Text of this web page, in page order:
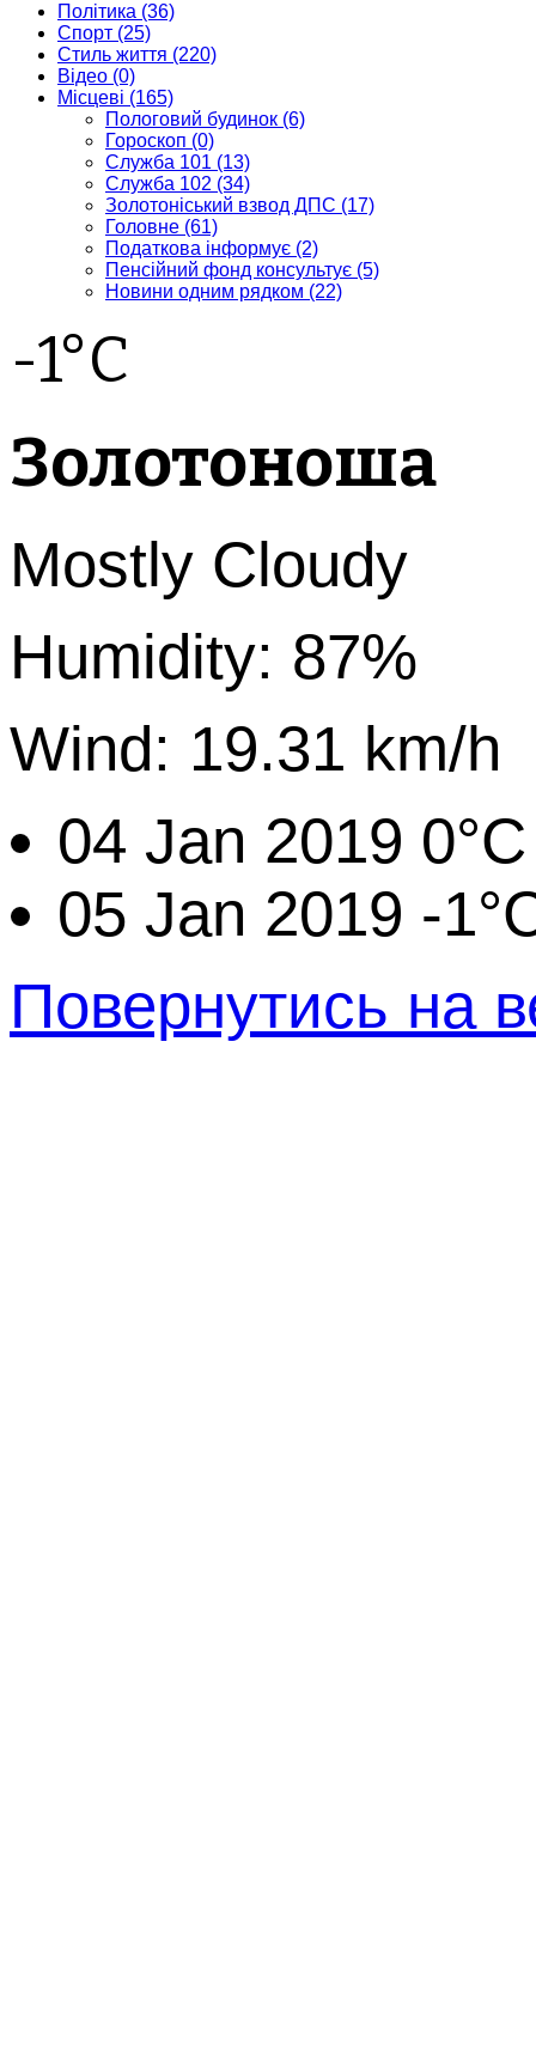
Політика (36)
Спорт (25)
Стиль життя (220)
Відео (0)
Місцеві (165)
Пологовий будинок (6)
Гороскоп (0)
Служба 101 (13)
Служба 102 (34)
Золотоніський взвод ДПС (17)
Головне (61)
Податкова інформує (2)
Пенсійний фонд консультує (5)
Новини одним рядком (22)
-1°C
Золотоноша
Mostly Cloudy
Humidity: 87%
Wind: 19.31 km/h
04 Jan 2019 0°C
05 Jan 2019 -
Повернутись на